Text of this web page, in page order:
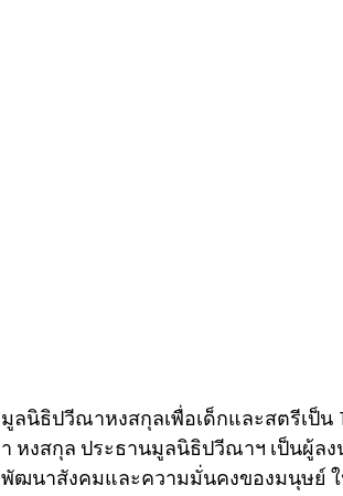
มูลนิธิปวีณาหงสกุลเพื่อเด็กและสตรีเป็น
า หงสกุล ประธานมูลนิธิปวีณาฯ เป็นผู้ล
พัฒนาสังคมและความมั่นคงของมนุษย์